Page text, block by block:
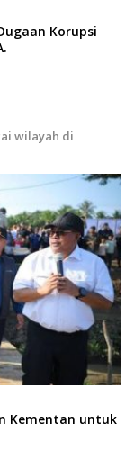
Korupsi
wilayah di
Kementan untuk